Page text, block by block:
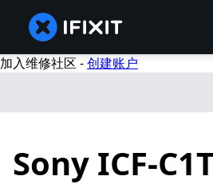
加入维修社区 -创建账户
Sony ICF-